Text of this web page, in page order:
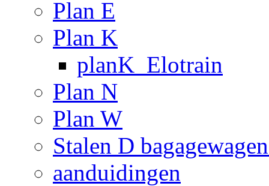
Plan E
Plan K
planK_Elotrain
Plan N
Plan W
Stalen D
aanduidingen